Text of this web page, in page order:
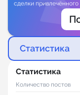
сделки привлечённого
Статистика
Статистика
Количество постов